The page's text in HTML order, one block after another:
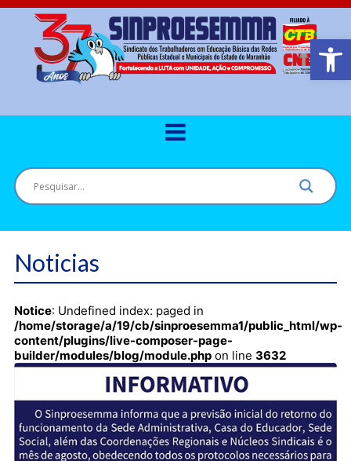
Barra de
Noticias
Notice: Undefined index: paged in
/home/storage/a/19/cb/sinproesemma1/public_html/wp-
content/plugins/live-composer-page-
builder/modules/blog/module.phpon line 3632